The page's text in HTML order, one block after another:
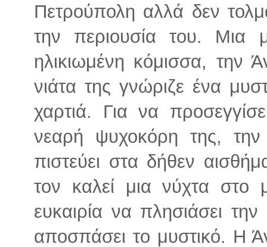
Πετρούπολη αλλά δεν
την περιουσία του. Μια
ηλικιωμένη κόμισσα, την
νιάτα της γνώριζε ένα
χαρτιά. Για να
νεαρή ψυχοκόρη της,
πιστεύει στα δήθεν
τον καλεί μια νύχτα στο
ευκαιρία να πλησιάσει
αποσπάσει το μυστικό. Η